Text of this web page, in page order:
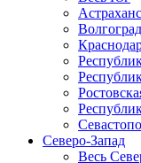
Северо-Запад
Весь